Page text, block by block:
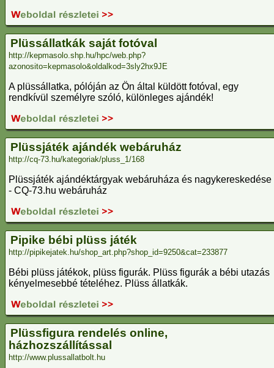
Plüssállatkák saját fotóval
http://kepmasolo.shp.hu/hpc/web.php?
azonosito=kepmasolo&oldalkod=3sly2hx9JE
A plüssállatka, pólóján az Ön által küldött fotóval, egy
rendkívül személyre szóló, különleges ajándék!
Plüssjáték ajándék webáruház
http://cq-73.hu/kategoriak/pluss_1/168
Plüssjáték ajándéktárgyak webáruháza és nagykereskedése
- CQ-73.hu webáruház
Pipike bébi plüss játék
http://pipikejatek.hu/shop_art.php?shop_id=9250&cat=233877
Bébi plüss játékok, plüss figurák. Plüss figurák a bébi utazás
kényelmesebbé tételéhez. Plüss állatkák.
Plüssfigura rendelés online,
házhozszállítással
http://www.plussallatbolt.hu